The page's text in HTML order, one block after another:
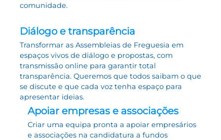
comunidade.
Diálogo e transparência
Transformar as Assembleias de Freguesia em
espaços vivos de diálogo e propostas, com
transmissão online para garantir total
transparência. Queremos que todos saibam o que
se discute e que cada voz tenha espaço para
apresentar ideias.
Apoiar empresas e associações
Criar uma equipa pronta a apoiar empresários
e associações na candidatura a fundos